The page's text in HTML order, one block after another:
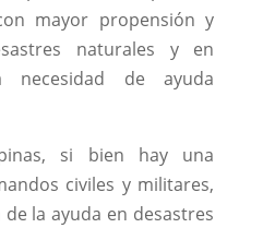
mayor propensión y
naturales y en
necesidad de ayuda
si bien hay una
civiles y militares,
la ayuda en desastres